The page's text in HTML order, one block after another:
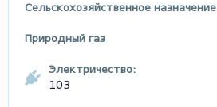
Сельскохозяйственное назначение
Природный газ
Электричество:
103